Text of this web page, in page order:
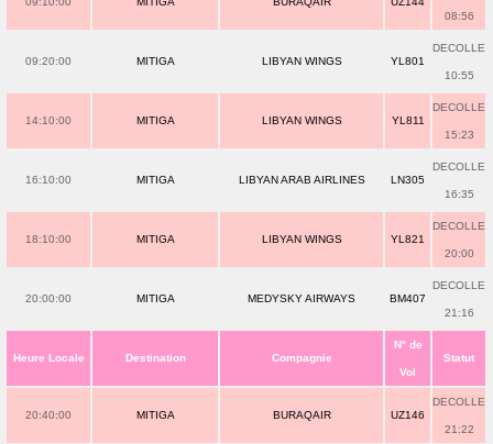
08:56
09:20:00 MITIGA LIBYAN WINGS YL801
DECOLLE
10:55
14:10:00 MITIGA LIBYAN WINGS YL811
DECOLLE
15:23
16:10:00 MITIGA LIBYAN ARAB AIRLINES LN305
DECOLLE
16:35
18:10:00 MITIGA LIBYAN WINGS YL821
DECOLLE
20:00
20:00:00 MITIGA MEDYSKY AIRWAYS BM407
DECOLLE
21:16
Heure Locale Destination Compagnie
N° de
Vol
Statut
20:40:00 MITIGA BURAQAIR UZ146
DECOLLE
21:22